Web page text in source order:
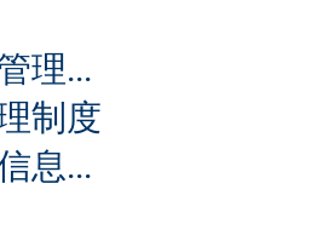
理...
制度
息...